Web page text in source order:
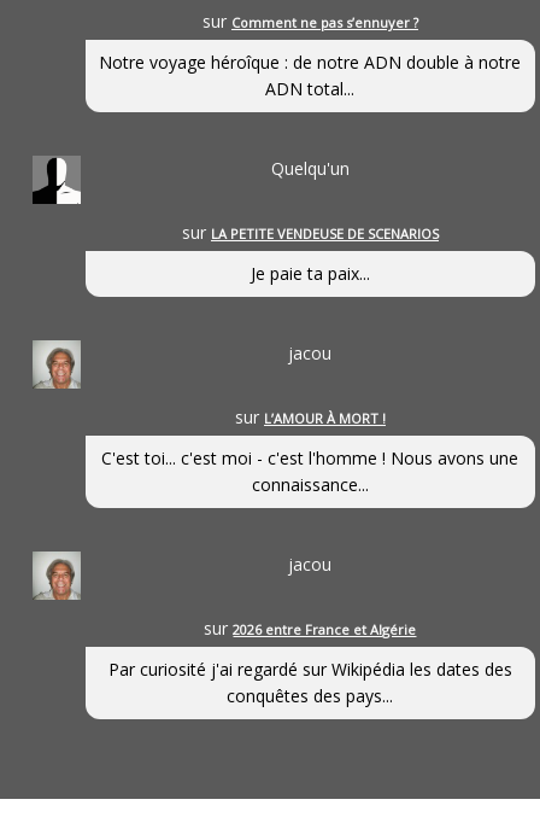
sur Comment ne pas s’ennuyer ?
Notre voyage héroîque : de notre ADN double à notre
ADN total...
Quelqu'un
sur LA PETITE VENDEUSE DE SCENARIOS
Je paie ta paix...
jacou
sur L’AMOUR À MORT !
C'est toi... c'est moi - c'est l'homme ! Nous avons une
connaissance...
jacou
sur2026 entre France et Algérie
Par curiosité j'ai regardé sur Wikipédia les dates des
conquêtes des pays...